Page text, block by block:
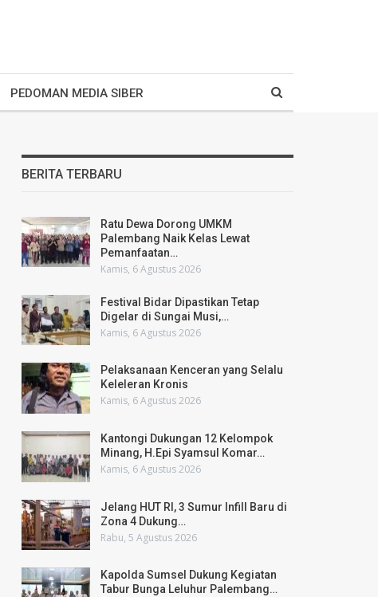
PEDOMAN MEDIA SIBER
BERITA TERBARU
Ratu Dewa Dorong UMKM
Palembang Naik Kelas Lewat
Pemanfaatan…
Kamis, 6 Agustus 2026
Festival Bidar Dipastikan Tetap
Digelar di Sungai Musi,…
Kamis, 6 Agustus 2026
Pelaksanaan Kenceran yang Selalu
Keleleran Kronis
Kamis, 6 Agustus 2026
Kantongi Dukungan 12 Kelompok
Minang, H.Epi Syamsul Komar…
Kamis, 6 Agustus 2026
Jelang HUT RI, 3 Sumur Infill Baru di
Zona 4 Dukung…
Rabu, 5 Agustus 2026
Kapolda Sumsel Dukung Kegiatan
Tabur Bunga Leluhur Palembang…